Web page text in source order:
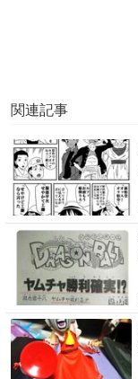
関連記事